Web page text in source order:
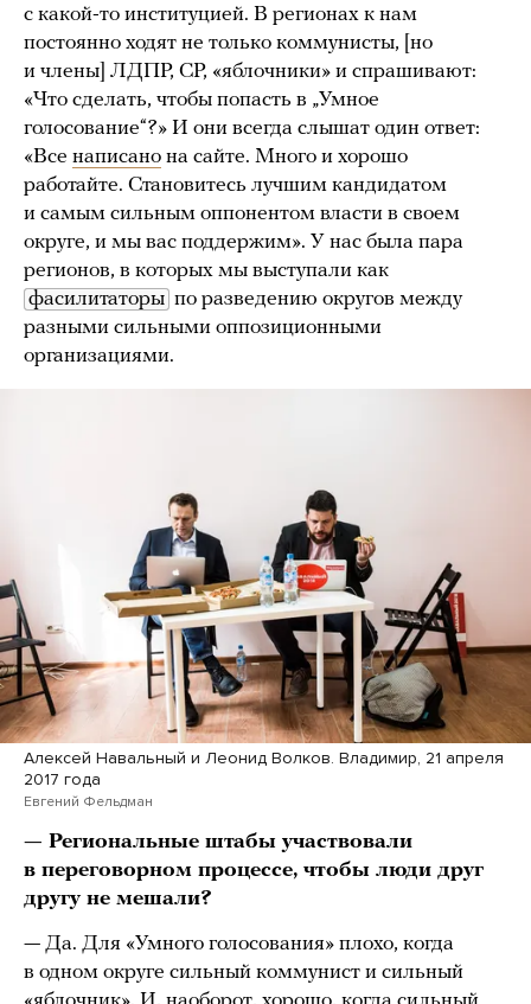
с какой-то институцией. В регионах к нам
постоянно ходят не только коммунисты, [но
и члены] ЛДПР, СР, «яблочники» и спрашивают:
«Что сделать, чтобы попасть в „Умное
голосование“?» И они всегда слышат один ответ:
«Все написано на сайте. Много и хорошо
работайте. Становитесь лучшим кандидатом
и самым сильным оппонентом власти в своем
округе, и мы вас поддержим». У нас была пара
регионов, в которых мы выступали как
фасилитаторы по разведению округов между
разными сильными оппозиционными
организациями.
Алексей Навальный и Леонид Волков. Владимир, 21 апреля
2017 года
Евгений Фельдман
— Региональные штабы участвовали
в переговорном процессе, чтобы люди друг
другу не мешали?
— Да. Для «Умного голосования» плохо, когда
в одном округе сильный коммунист и сильный